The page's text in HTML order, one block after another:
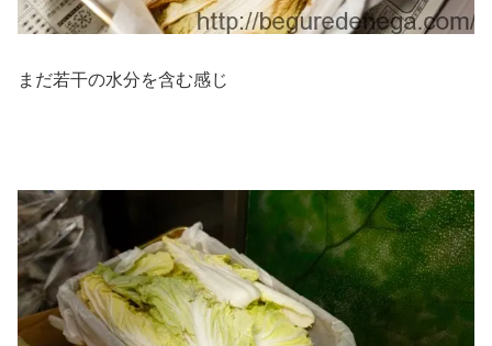
まだ若干の水分を含む感じ